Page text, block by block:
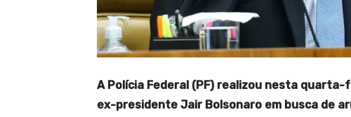
A Polícia Federal (PF) realizou nesta
ex-presidente Jair Bolsonaro em busca de